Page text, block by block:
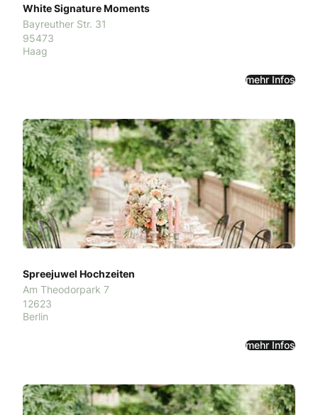
White Signature Moments
Bayreuther Str. 31
95473
Haag
mehr Infos
Spreejuwel Hochzeiten
Am Theodorpark 7
12623
Berlin
mehr Infos